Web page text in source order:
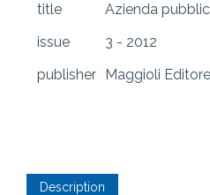
title
Azienda
issue
3 - 2012
publisher Maggioli Editore
Description